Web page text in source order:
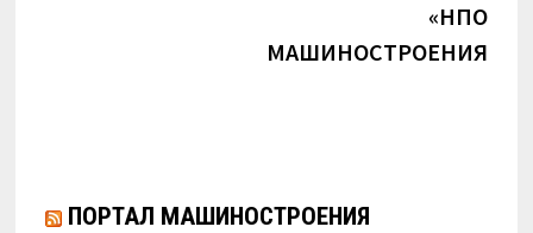
«НПО
МАШИНОСТРОЕНИЯ»
ПОРТАЛ МАШИНОСТРОЕНИЯ